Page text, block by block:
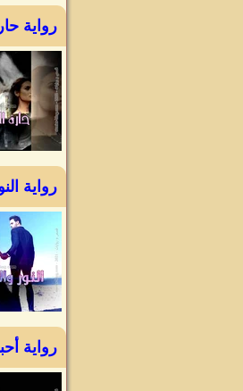
رواية
رواية
رواية